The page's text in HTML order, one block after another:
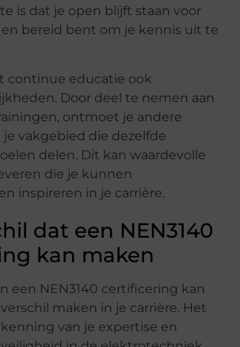
is dat je open blijft staan voor
bereid bent om je kennis uit te
continue educatie ook
Door deel te nemen aan
ontmoet je andere
je vakgebied die dezelfde
delen. Dit kan waardevolle
die je kunnen
inspireren in je carrière.
dat een NEN3140
kan maken
een NEN3140 certificering kan
maken in je carrière. Het
van je expertise en